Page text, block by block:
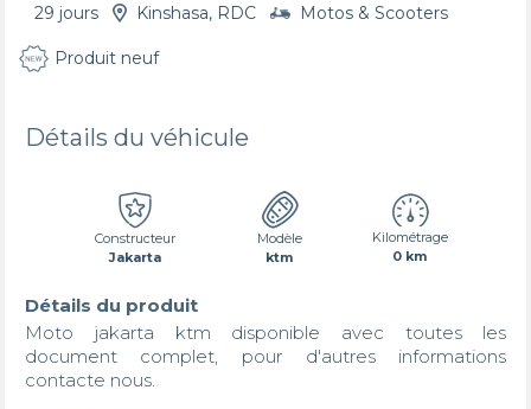
29 jours Kinshasa, RDC Motos & Scooters
Produit neuf
Détails du véhicule
Constructeur
Jakarta
Modèle
ktm
Kilométrage
0 km
Détails du produit
Moto jakarta ktm disponible avec toutes les
document complet, pour d'autres informations
contacte nous.